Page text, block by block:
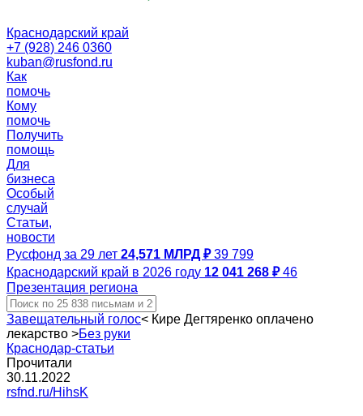
Краснодарский край
+7 (928) 246 0360
kuban@rusfond.ru
Как
помочь
Кому
помочь
Получить
помощь
Для
бизнеса
Особый
случай
Статьи,
новости
Русфонд за 29 лет 24,571 МЛРД ₽ 39 799
Краснодарский край в 2026 году 12 041 268 ₽ 46
Презентация региона
Завещательный голос< Кире Дегтяренко оплачено
лекарство >Без руки
Краснодар-статьи
Прочитали
30.11.2022
rsfnd.ru/HihsK